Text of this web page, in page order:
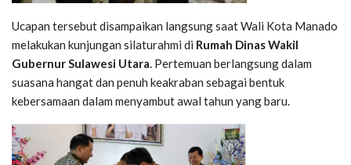
Ucapan tersebut disampaikan langsung saat Wali Kota Manado
melakukan kunjungan silaturahmi di Rumah Dinas Wakil
Gubernur Sulawesi Utara. Pertemuan berlangsung dalam
suasana hangat dan penuh keakraban sebagai bentuk
kebersamaan dalam menyambut awal tahun yang baru.